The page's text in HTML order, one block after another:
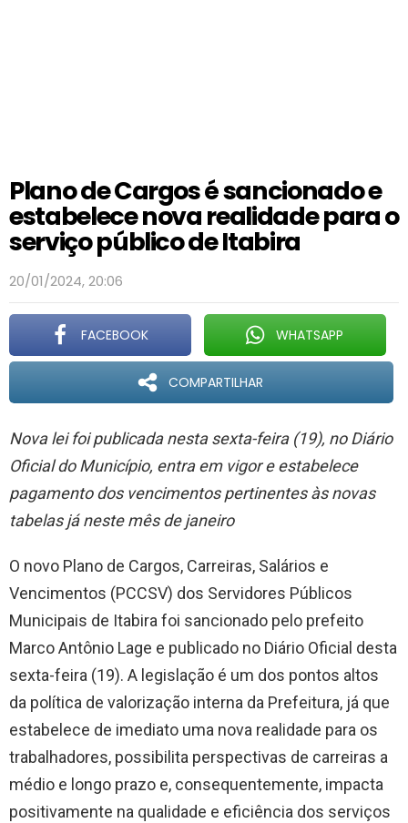
Plano de Cargos é sancionado e
estabelece nova realidade para o
serviço público de Itabira
20/01/2024, 20:06
FACEBOOK WHATSAPP
COMPARTILHAR
Nova lei foi publicada nesta sexta-feira (19), no Diário
Oficial do Município, entra em vigor e estabelece
pagamento dos vencimentos pertinentes às novas
tabelas já neste mês de janeiro
O novo Plano de Cargos, Carreiras, Salários e
Vencimentos (PCCSV) dos Servidores Públicos
Municipais de Itabira foi sancionado pelo prefeito
Marco Antônio Lage e publicado no Diário Oficial desta
sexta-feira (19). A legislação é um dos pontos altos
da política de valorização interna da Prefeitura, já que
estabelece de imediato uma nova realidade para os
trabalhadores, possibilita perspectivas de carreiras a
médio e longo prazo e, consequentemente, impacta
positivamente na qualidade e eficiência dos serviços